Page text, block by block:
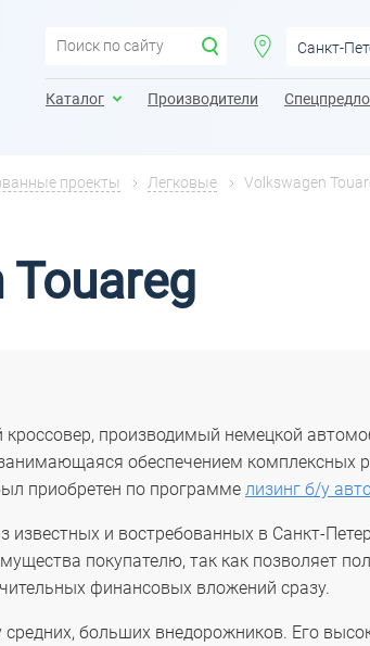
Санкт-
Санкт-
Казань
Каталог Производители
проекты Легковые Volkswagen
производимый немецкой
обеспечением комплексных
приобретен по программе лизинг б/у
известных и востребованных в Санкт-
покупателю, так как позволяет
финансовых вложений сразу.
больших внедорожников. Его